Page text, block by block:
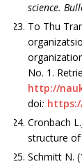
science.
To Thu
No. 1.
http://
doi:
Cronbach
structure
Schmitt N.